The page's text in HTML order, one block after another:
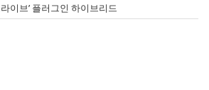
이브’ 플러그인 하이브리드